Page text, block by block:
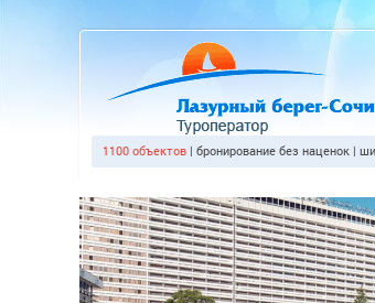
1100 объектов | бронирование без наценок |